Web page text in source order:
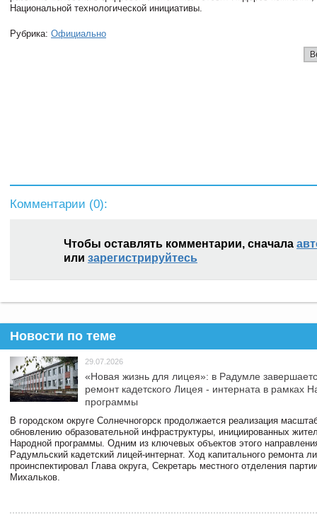
Национальной технологической инициативы.
Рубрика: Официально
Комментарии (0):
Чтобы оставлять комментарии, сначала
или зарегистрируйтесь
Новости по теме
29.07.2026
«Новая жизнь для лицея»: в Радумле
ремонт кадетского Лицея - интерната в рамках
программы
В городском округе Солнечногорск продолжается реализация
обновлению образовательной инфраструктуры, инициированных
Народной программы. Одним из ключевых объектов этого
Радумльский кадетский лицей-интернат. Ход капитального ремонта
проинспектировал Глава округа, Секретарь местного отделения
Михальков.